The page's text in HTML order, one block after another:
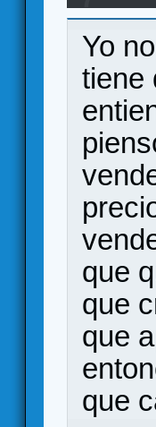
Yo
tiene
que
que
que
que